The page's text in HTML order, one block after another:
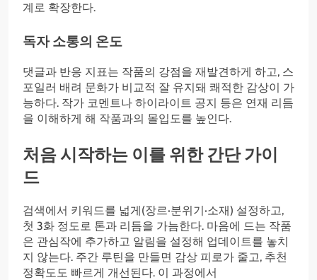
계로 확장한다.
독자 소통의 온도
댓글과 반응 지표는 작품의 강점을 재발견하게 하고, 스
포일러 배려 문화가 비교적 잘 유지돼 쾌적한 감상이 가
능하다. 작가 코멘트나 하이라이트 공지 등은 연재 리듬
을 이해하게 해 작품과의 몰입도를 높인다.
처음 시작하는 이를 위한 간단 가이
드
검색에서 키워드를 넓게(장르·분위기·소재) 설정하고,
첫 3화 정도로 톤과 리듬을 가늠한다. 마음에 드는 작품
은 관심작에 추가하고 알림을 설정해 업데이트를 놓치
지 않는다. 주간 루틴을 만들면 감상 피로가 줄고, 추천
정확도도 빠르게 개선된다. 이 과정에서